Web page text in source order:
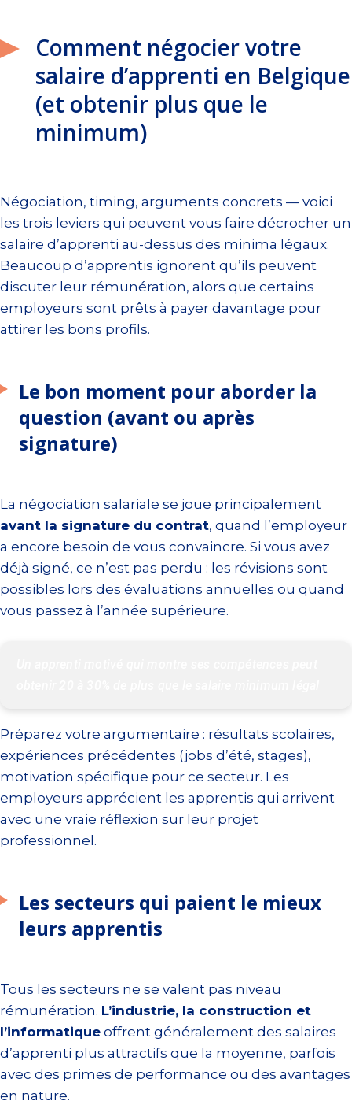
Comment négocier votre
salaire d’apprenti en Belgique
(et obtenir plus que le
minimum)
Négociation, timing, arguments concrets — voici
les trois leviers qui peuvent vous faire décrocher un
salaire d’apprenti au-dessus des minima légaux.
Beaucoup d’apprentis ignorent qu’ils peuvent
discuter leur rémunération, alors que certains
employeurs sont prêts à payer davantage pour
attirer les bons profils.
Le bon moment pour aborder la
question (avant ou après
signature)
La négociation salariale se joue principalement
avant la signature du contrat, quand l’employeur
a encore besoin de vous convaincre. Si vous avez
déjà signé, ce n’est pas perdu : les révisions sont
possibles lors des évaluations annuelles ou quand
vous passez à l’année supérieure.
Préparez votre argumentaire : résultats scolaires,
expériences précédentes (jobs d’été, stages),
motivation spécifique pour ce secteur. Les
employeurs apprécient les apprentis qui arrivent
avec une vraie réflexion sur leur projet
professionnel.
Les secteurs qui paient le mieux
leurs apprentis
Tous les secteurs ne se valent pas niveau
rémunération. L’industrie, la construction et
l’informatique offrent généralement des salaires
d’apprenti plus attractifs que la moyenne, parfois
avec des primes de performance ou des avantages
en nature.